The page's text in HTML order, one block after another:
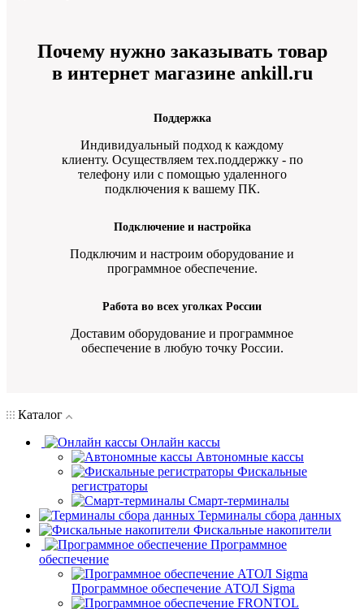
Почему нужно заказывать товар
в интернет магазине ankill.ru
Поддержка
Индивидуальный подход к каждому
клиенту. Осуществляем тех.поддержку - по
телефону или с помощью удаленного
подключения к вашему ПК.
Подключение и настройка
Подключим и настроим оборудование и
программное обеспечение.
Работа во всех уголках России
Доставим оборудование и программное
обеспечение в любую точку России.
Каталог
Онлайн кассы
Автономные кассы
Фискальные
регистраторы
Смарт-терминалы
Терминалы сбора данных
Фискальные накопители
Программное
обеспечение
Программное обеспечение АТОЛ Sigma